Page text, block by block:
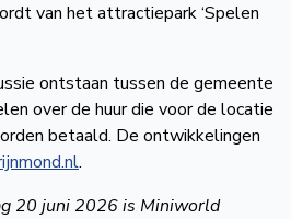
van het attractiepark ‘Spelen
ontstaan tussen de gemeente
over de huur die voor de locatie
betaald. De ontwikkelingen
.
20 juni 2026 is Miniworld